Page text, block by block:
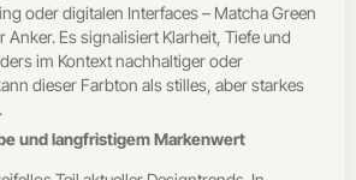
oder digitalen Interfaces – Matcha Green
Anker. Es signalisiert Klarheit, Tiefe und
im Kontext nachhaltiger oder
dieser Farbton als stilles, aber starkes
und langfristigem Markenwert